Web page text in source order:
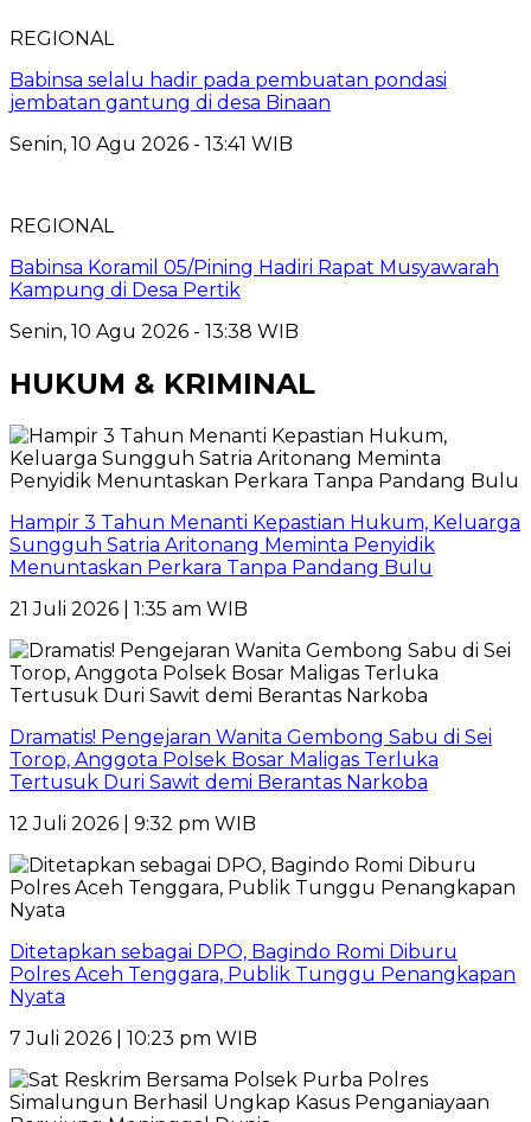
REGIONAL
Babinsa selalu hadir pada pembuatan pondasi
jembatan gantung di desa Binaan
Senin, 10 Agu 2026 - 13:41 WIB
REGIONAL
Babinsa Koramil 05/Pining Hadiri Rapat Musyawarah
Kampung di Desa Pertik
Senin, 10 Agu 2026 - 13:38 WIB
HUKUM & KRIMINAL
Hampir 3 Tahun Menanti Kepastian Hukum, Keluarga
Sungguh Satria Aritonang Meminta Penyidik
Menuntaskan Perkara Tanpa Pandang Bulu
21 Juli 2026 | 1:35 am WIB
Dramatis! Pengejaran Wanita Gembong Sabu di Sei
Torop, Anggota Polsek Bosar Maligas Terluka
Tertusuk Duri Sawit demi Berantas Narkoba
12 Juli 2026 | 9:32 pm WIB
Ditetapkan sebagai DPO, Bagindo Romi Diburu
Polres Aceh Tenggara, Publik Tunggu Penangkapan
Nyata
7 Juli 2026 | 10:23 pm WIB